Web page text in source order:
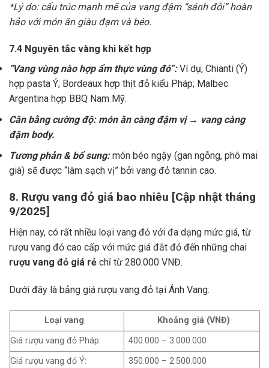
*Lý do: cấu trúc mạnh mẽ của vang đậm “sánh đôi” hoàn
hảo với món ăn giàu đạm và béo.
7.4 Nguyên tắc vàng khi kết hợp
“Vang vùng nào hợp ẩm thực vùng đó”:Ví dụ, Chianti (Ý)
hợp pasta Ý; Bordeaux hợp thịt đỏ kiểu Pháp; Malbec
Argentina hợp BBQ Nam Mỹ.
Cân bằng cường độ: món ăn càng đậm vị → vang càng
đậm body.
Tương phản & bổ sung:món béo ngậy (gan ngỗng, phô mai
già) sẽ được “làm sạch vị” bởi vang đỏ tannin cao.
8. Rượu vang đỏ giá bao nhiêu [Cập nhật tháng
9/2025]
Hiện nay, có rất nhiều loại vang đỏ với đa dạng mức giá, từ
rượu vang đỏ cao cấp với mức giá đắt đỏ đến những chai
rượu vang đỏ giá rẻ chỉ từ 280.000 VNĐ.
Dưới đây là bảng giá rượu vang đỏ tại Ánh Vang:
Loại vang
Khoảng giá (VNĐ)
Giá rượu vang đỏ Pháp:
400.000 – 3.000.000
Giá rượu vang đỏ Ý:
350.000 – 2.500.000